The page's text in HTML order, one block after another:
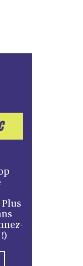
Plus